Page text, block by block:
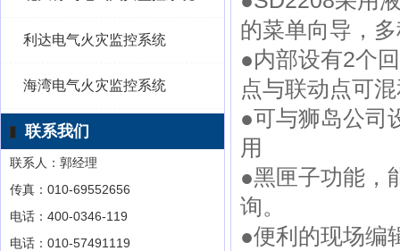
利达电气火灾监控系统
海湾电气火灾监控系统
联系我们
联系人：郭经理
传真：010-69552656
电话：400-0346-119
电话：010-57491119
的菜单向导，
●内部设有2个
点与联动点可
●可与狮岛公司
用
●黑匣子功能，
询。
●便利的现场编